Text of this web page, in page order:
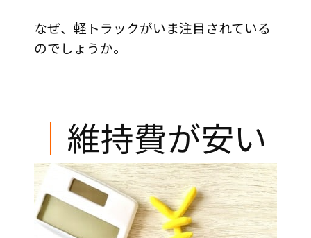
なぜ、軽トラックがいま注目されている
のでしょうか。
｜ 維持費が安い